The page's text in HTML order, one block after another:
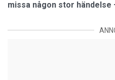
missa någon stor händelse